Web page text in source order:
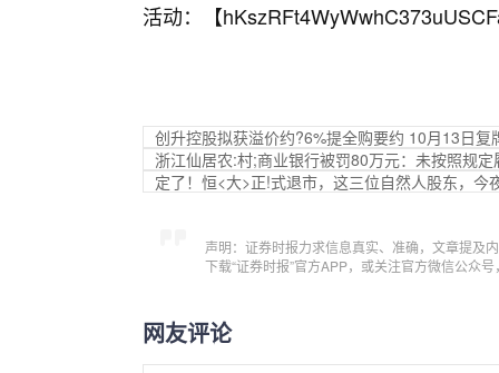
活动：【
创升控股拟获溢价约?6%提全购要约 10月13日复
浙江仙居农:村;商业银行被罚80万元：未按照规
定了！恒<大>正!式退市，这三位自然人股东，今
声明：证券时报力求信息真实、准确，文章提及
下载“证券时报”官方APP，或关注官方微信公众
网友评论